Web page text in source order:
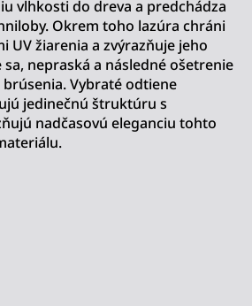
vlhkosti do dreva a predchádza
Okrem toho lazúra chráni
UV žiarenia a zvýrazňuje jeho
nepraská a následné ošetrenie
Vybraté odtiene
jedinečnú štruktúru s
nadčasovú eleganciu tohto